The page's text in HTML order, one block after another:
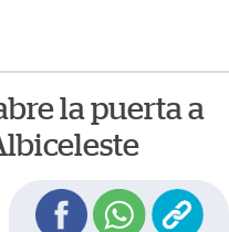
la puerta a